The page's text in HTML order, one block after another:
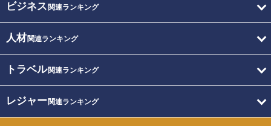
ビジネス 関連ランキング
人材関連ランキング
トラベル関連ランキング
レジャー関連ランキング